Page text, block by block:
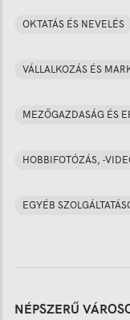
OKTATÁS ÉS NEVELÉS
VÁLLALKOZÁS ÉS
MEZŐGAZDASÁG ÉS
HOBBIFOTÓZÁS, -
EGYÉB
NÉPSZERŰ